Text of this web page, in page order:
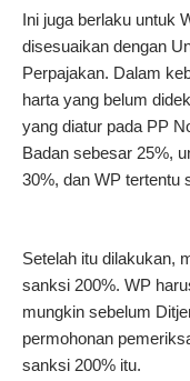
Ini juga berlaku untuk
disesuaikan dengan
Perpajakan. Dalam
harta yang belum
yang diatur pada PP
Badan sebesar 25%,
30%, dan WP tertentu
Setelah itu dilakukan,
sanksi 200%. WP
mungkin sebelum
permohonan
sanksi 200% itu.